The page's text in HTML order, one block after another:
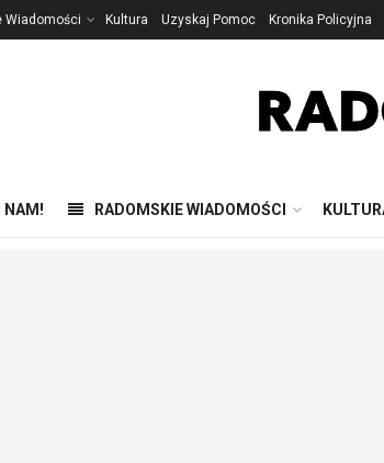
Wiadomości Kultura Uzyskaj Pomoc Kronika Policyjna
NAM! RADOMSKIE WIADOMOŚCI